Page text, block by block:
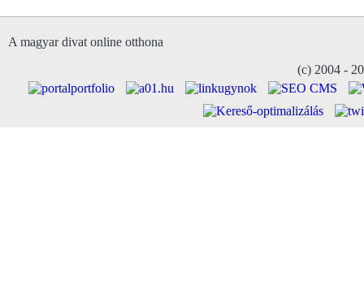
A magyar divat online otthona
(c) 2004 -